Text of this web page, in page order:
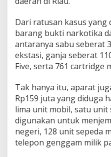
.
Dari ratusan kasus
barang bukti narkotika
antaranya sabu seberat
ekstasi, ganja seberat
Five, serta 761 cartridge
Tak hanya itu, aparat
Rp159 juta yang diduga
lima unit mobil, satu unit
digunakan untuk
negeri, 128 unit sepeda
telepon genggam milik